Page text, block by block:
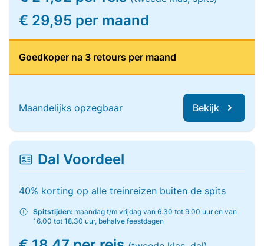
€ 29,95 per maand
Goedkoper na 3 retours per maand
Maandelijks opzegbaar Bekijk
Dal Voordeel
40% korting op alle treinreizen buiten de spits
Spitstijden: maandag t/m vrijdag van 6.30 tot 9.00 uur en van
16.00 tot 18.30 uur, behalve feestdagen